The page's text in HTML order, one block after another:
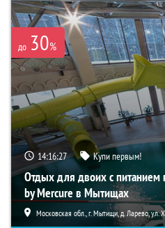
до 30%
14:16:26 Купи первым!
Отдых для двоих с питанием
by Mercure в Мытищах
Московская обл., г. Мытищи, д. Ларево, ул.